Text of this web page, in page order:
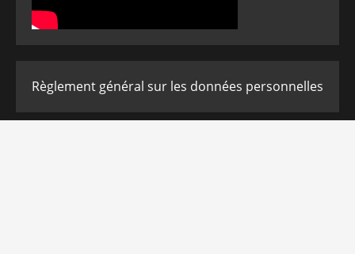
Règlement général sur les données personnelles